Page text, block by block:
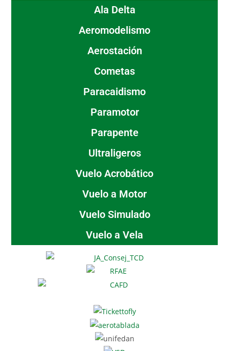
Ala Delta
Aeromodelismo
Aerostación
Cometas
Paracaidismo
Paramotor
Parapente
Ultraligeros
Vuelo Acrobático
Vuelo a Motor
Vuelo Simulado
Vuelo a Vela